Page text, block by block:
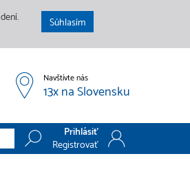
Súhlasím
Navštívte nás
13x na Slovensku
Prihlásiť
Registrovať